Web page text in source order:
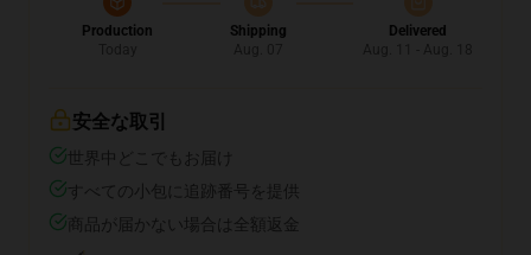
Production
Shipping
Delivered
安全な取引
世界中どこでもお届け
すべての小包に追跡番号を提供
商品が届かない場合は全額返金